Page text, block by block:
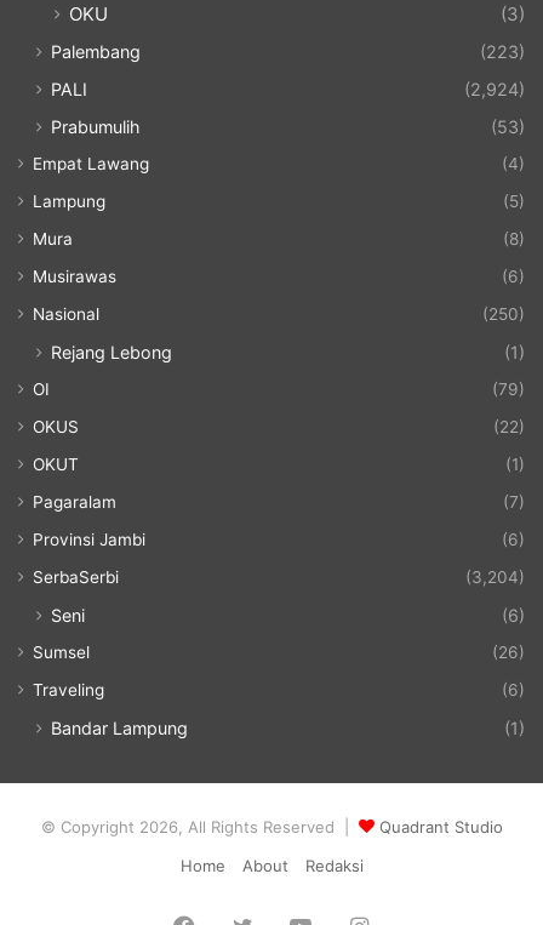
OKU (3)
Palembang
(223)
PALI
(2,924)
Prabumulih
(53)
Empat Lawang
(4)
Lampung
(5)
Mura
(8)
Musirawas
(6)
Nasional
(250)
Rejang Lebong (1)
OI
(79)
OKUS
(22)
OKUT
(1)
Pagaralam
(7)
Provinsi Jambi
(6)
SerbaSerbi
(3,204)
Seni (6)
Sumsel
(26)
Traveling
(6)
Bandar Lampung (1)
© Copyright 2026, All Rights Reserved |
Quadrant Studio
Home
About Redaksi